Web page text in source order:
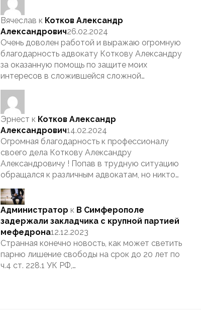
Вячеслав к Котков Александр
Александрович26.02.2024
Очень доволен работой и выражаю огромную
благодарность адвокату Коткову Александру
за оказанную помощь по защите моих
интересов в сложившейся сложной…
Эрнест к Котков Александр
Александрович14.02.2024
Огромная благодарность к профессионалу
своего дела Коткову Александру
Александровичу ! Попав в трудную ситуацию
обращался к различным адвокатам, но никто…
Администратор к В Симферополе
задержали закладчика с крупной партией
мефедрона12.12.2023
Странная конечно новость, как может светить
парню лишение свободы на срок до 20 лет по
ч.4 ст. 228.1 УК РФ,…